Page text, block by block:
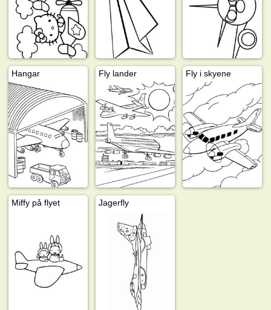
Hangar Fly lander Fly i skyene
Miffy på flyet Jagerfly